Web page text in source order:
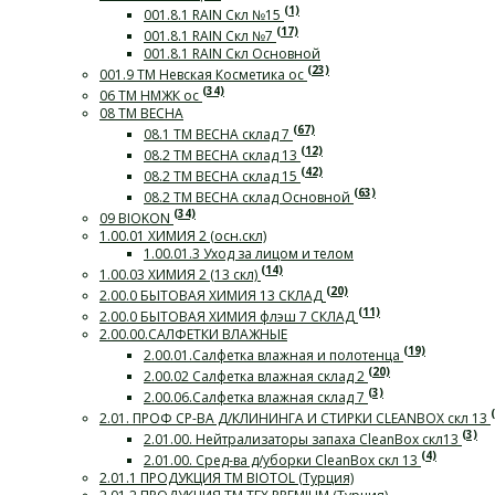
001.8.1 RAIN Скл №15 (1)
001.8.1 RAIN Скл №7 (17)
001.8.1 RAIN Скл Основной
001.9 ТМ Невская Косметика ос (23)
06 ТМ НМЖК ос (34)
08 ТМ ВЕСНА
08.1 ТМ ВЕСНА склад 7 (67)
08.2 ТМ ВЕСНА склад 13 (12)
08.2 ТМ ВЕСНА склад 15 (42)
08.2 ТМ ВЕСНА склад Основной (63)
09 BIOKON (34)
1.00.01 ХИМИЯ 2 (осн.скл)
1.00.01.3 Уход за лицом и телом
1.00.03 ХИМИЯ 2 (13 скл) (14)
2.00.0 БЫТОВАЯ ХИМИЯ 13 СКЛАД (20)
2.00.0 БЫТОВАЯ ХИМИЯ флэш 7 СКЛАД (11)
2.00.00.САЛФЕТКИ ВЛАЖНЫЕ
2.00.01.Салфетка влажная и полотенца (19)
2.00.02 Салфетка влажная склад 2 (20)
2.00.06.Салфетка влажная склад 7 (3)
2.01. ПРОФ СР-ВА Д/КЛИНИНГА И СТИРКИ СLEANBOX скл 13
2.01.00. Нейтрализаторы запаха CleanBox скл13 (3)
2.01.00. Сред-ва д/уборки CleanBox скл 13 (4)
2.01.1 ПРОДУКЦИЯ ТМ BIOTOL (Турция)